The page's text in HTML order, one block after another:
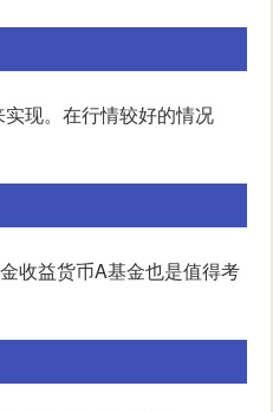
现。在行情较好的情况
收益货币A基金也是值得考